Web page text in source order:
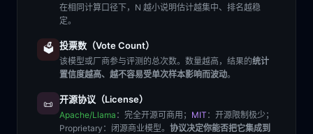
在相同计算口径下，N 越小说明估计越集中、排名越稳
定。
🗳️ 投票数（Vote Count）
该模型或厂商参与评测的总次数。数量越高，结果的统计
置信度越高、越不容易受单次样本影响而波动。
📜 开源协议（License）
Apache/Llama ：完全开源可商用； MIT ：开源限制极少；
Proprietary ：闭源商业模型。 协议决定你能否把它集成到